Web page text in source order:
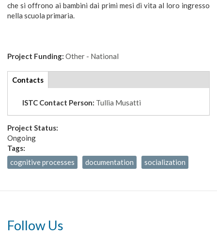
che si offrono ai bambini dai primi mesi di vita al loro ingresso
nella scuola primaria.
Project Funding: Other - National
tabs
Contacts
tab)
ISTC Contact Person: Tullia Musatti
Project Status:
Ongoing
Tags:
cognitive processes
documentation socialization
Follow Us